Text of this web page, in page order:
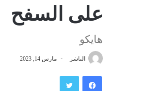
على السفح
هايكو
الناشر مارس 14, 2023
فيسبوك تويتر